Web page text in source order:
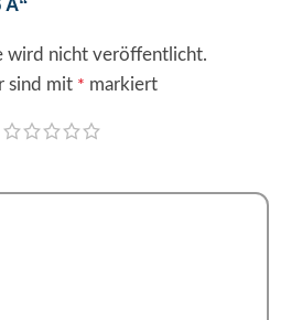
A“
wird nicht veröffentlicht.
sind mit * markiert